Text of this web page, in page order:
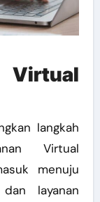
langkah
Virtual
menuju
layanan